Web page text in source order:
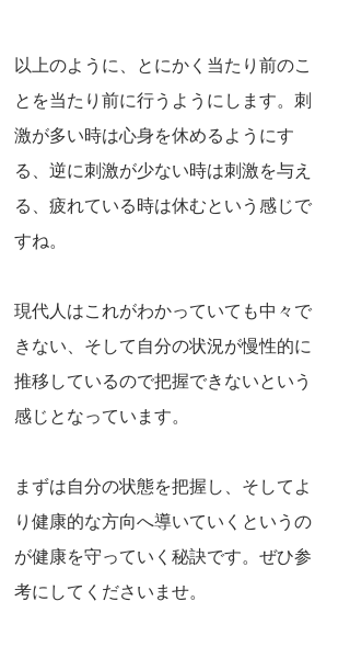
以上のように、とにかく当たり前のこ
とを当たり前に行うようにします。刺
激が多い時は心身を休めるようにす
る、逆に刺激が少ない時は刺激を与え
る、疲れている時は休むという感じで
すね。
現代人はこれがわかっていても中々で
きない、そして自分の状況が慢性的に
推移しているので把握できないという
感じとなっています。
まずは自分の状態を把握し、そしてよ
り健康的な方向へ導いていくというの
が健康を守っていく秘訣です。ぜひ参
考にしてくださいませ。